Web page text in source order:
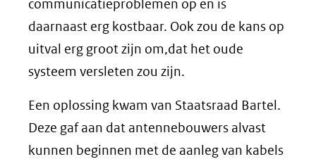
communicatieproblemen op en is
daarnaast erg kostbaar. Ook zou de kans op
uitval erg groot zijn om,dat het oude
systeem versleten zou zijn.
Een oplossing kwam van Staatsraad Bartel.
Deze gaf aan dat antennebouwers alvast
kunnen beginnen met de aanleg van kabels